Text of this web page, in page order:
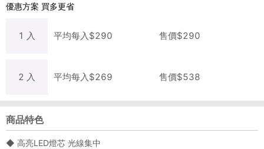
優惠方案 買多更省
1 入 平均每入$290 售價$290
2 入 平均每入$269 售價$538
商品特色
◆ 高亮LED燈芯 光線集中